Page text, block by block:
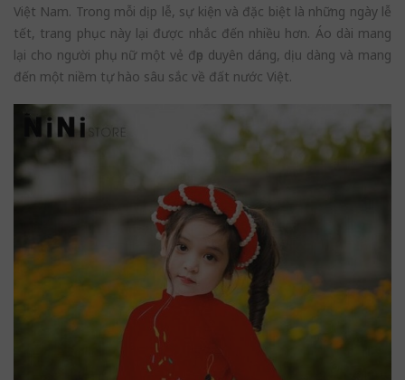
Việt Nam. Trong mỗi dịp lễ, sự kiện và đặc biệt là những ngày lễ
tết, trang phục này lại được nhắc đến nhiều hơn. Áo dài mang
lại cho người phụ nữ một vẻ đẹp duyên dáng, dịu dàng và mang
đến một niềm tự hào sâu sắc về đất nước Việt.